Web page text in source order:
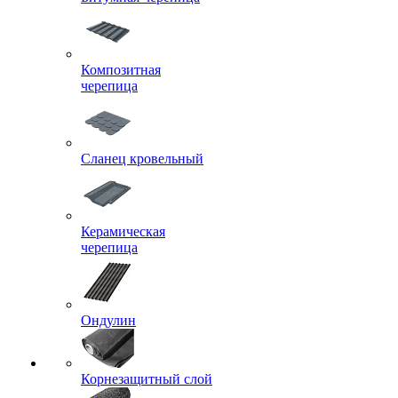
Композитная
черепица
Сланец кровельный
Керамическая
черепица
Ондулин
Корнезащитный слой